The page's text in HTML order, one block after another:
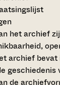
het archief
archief
geschiedenis
de